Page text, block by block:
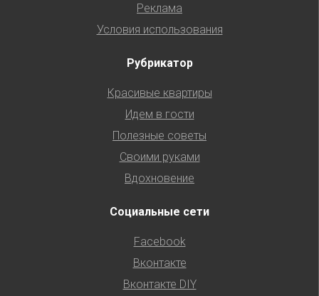
Реклама
Условия использования
Рубрикатор
Красивые квартиры
Идем в гости
Полезные советы
Своими руками
Вдохновение
Социальные сети
Facebook
Вконтакте
Вконтакте DIY